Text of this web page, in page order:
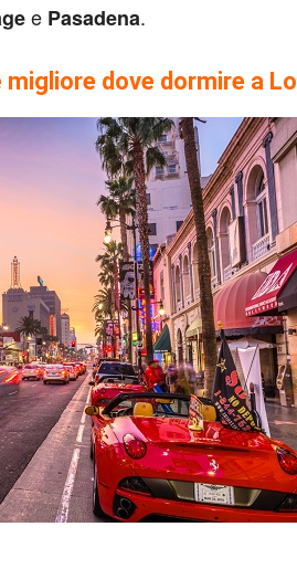
e Pasadena.
migliore dove dormire a